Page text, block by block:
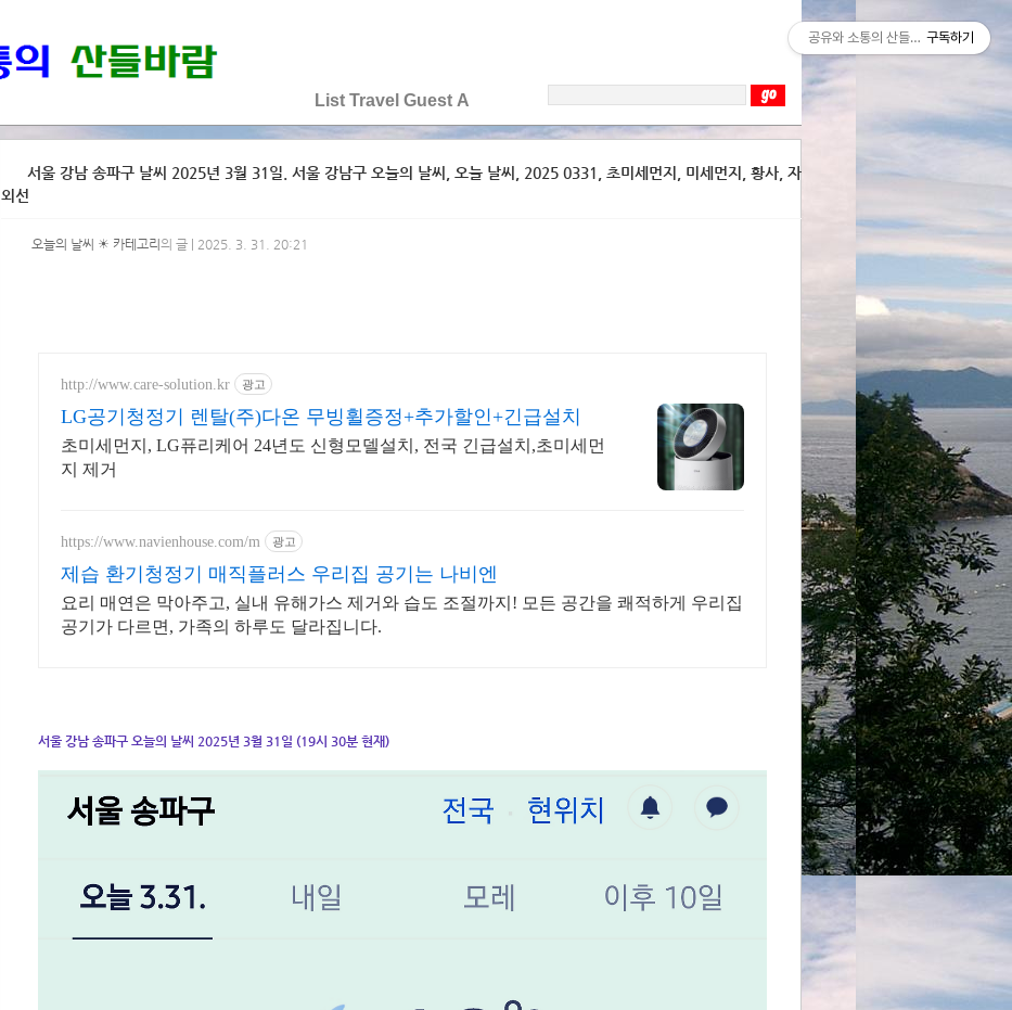
List Travel Guest A
서울 강남 송파구 날씨 2025년 3월 31일. 서울 강남구 오늘의 날씨, 오늘 날씨, 2025 0331, 초미세먼지, 미세먼지, 황사, 자
외선
오늘의 날씨 ☀ 카테고리 의 글 | 2025. 3. 31. 20:21
http://www.care-solution.kr 광고
LG공기청정기 렌탈(주)다온 무빙휠증정+추가할인+긴급설치
초미세먼지, LG퓨리케어 24년도 신형모델설치, 전국 긴급설치,초미세먼
지 제거
https://www.navienhouse.com/m 광고
제습 환기청정기 매직플러스 우리집 공기는 나비엔
요리 매연은 막아주고, 실내 유해가스 제거와 습도 조절까지! 모든 공간을 쾌적하게 우리집
공기가 다르면, 가족의 하루도 달라집니다.
서울 강남 송파구 오늘의 날씨 2025년 3월 31일 (19시 30분 현재)
공유와 소통의 산들바람구독하기